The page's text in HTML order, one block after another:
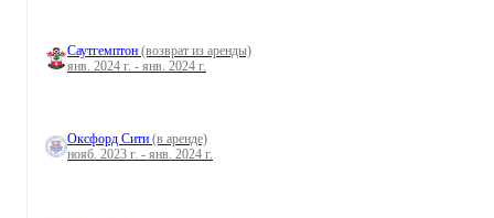
Саутгемптон (возврат из аренды)
янв. 2024 г. - янв. 2024 г.
Оксфорд Сити (в аренде)
нояб. 2023 г. - янв. 2024 г.